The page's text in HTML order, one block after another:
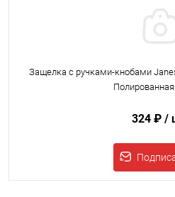
Защелка с ручками-кнобами
324 ₽ /